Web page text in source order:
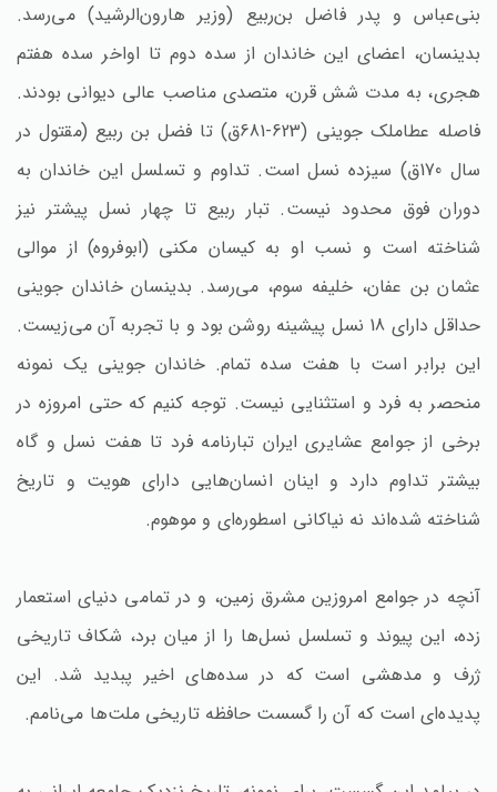
بنی‌عباس و پدر فاضل بن‌ربیع (وزیر هارون‌الرشید) می‌رسد.
بدینسان، اعضای این خاندان از سده دوم تا اواخر سده هفتم
هجری، به مدت شش قرن، متصدی مناصب عالی دیوانی بودند.
فاصله عطاملک جوینی (623-681ق) تا فضل بن ربیع (مقتول در
سال 170ق) سیزده نسل است. تداوم و تسلسل این خاندان به
دوران فوق محدود نیست. تبار ربیع تا چهار نسل پیشتر نیز
شناخته است و نسب او به کیسان مکنی (ابوفروه) از موالی
عثمان بن عفان، خلیفه سوم، می‌رسد. بدینسان خاندان جوینی
حداقل دارای 18 نسل پیشینه روشن بود و با تجربه آن می‌زیست.
این برابر است با هفت سده تمام. خاندان جوینی یک نمونه
منحصر به فرد و استثنایی نیست. توجه کنیم که حتی امروزه در
برخی از جوامع عشایری ایران تبارنامه فرد تا هفت نسل و گاه
بیشتر تداوم دارد و اینان انسان‌هایی دارای هویت و تاریخ
شناخته شده‌اند نه نیاکانی اسطوره‌ای و موهوم.
آنچه در جوامع امروزین مشرق زمین، و در تمامی دنیای استعمار
زده، این پیوند و تسلسل نسل‌ها را از میان برد، شکاف تاریخی
ژرف و مدهشی است که در سده‌های اخیر پبدید شد. این
پدیده‌ای است که آن را گسست حافظه تاریخی ملت‌ها می‌نامم.